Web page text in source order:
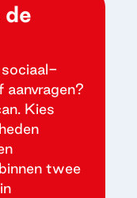
de
sociaal-
aanvragen?
Kies
twee